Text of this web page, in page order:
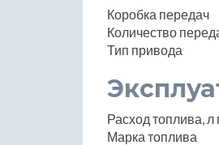
Коробка передач
Количество
Тип привода
Расход топлива,
Марка топлива